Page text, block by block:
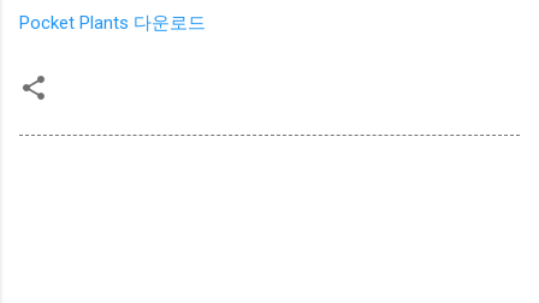
Pocket Plants 다운로드